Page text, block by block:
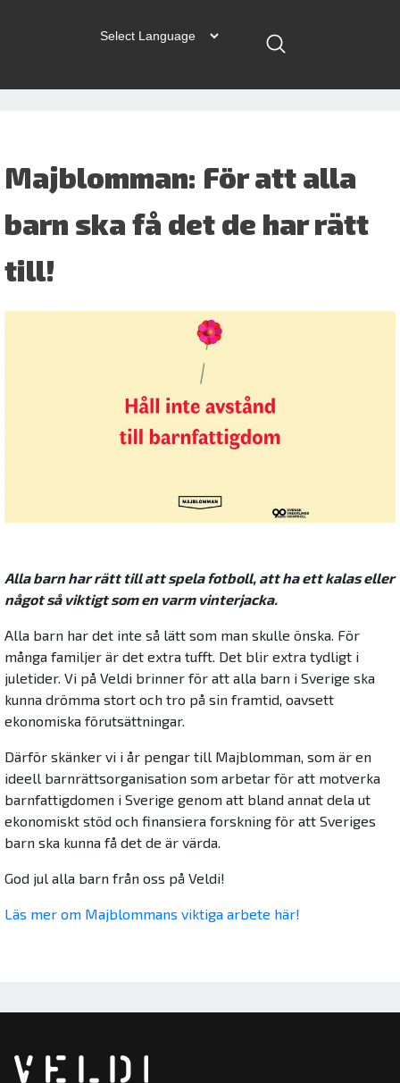
Majblomman: För att alla
barn ska få det de har rätt
till!
Alla barn har rätt till att spela fotboll, att ha ett kalas eller
något så viktigt som en varm vinterjacka.
Alla barn har det inte så lätt som man skulle önska. För
många familjer är det extra tufft. Det blir extra tydligt i
juletider. Vi på Veldi brinner för att alla barn i Sverige ska
kunna drömma stort och tro på sin framtid, oavsett
ekonomiska förutsättningar.
Därför skänker vi i år pengar till Majblomman, som är en
ideell barnrättsorganisation som arbetar för att motverka
barnfattigdomen i Sverige genom att bland annat dela ut
ekonomiskt stöd och finansiera forskning för att Sveriges
barn ska kunna få det de är värda.
God jul alla barn från oss på Veldi!
Läs mer om Majblommans viktiga arbete här!